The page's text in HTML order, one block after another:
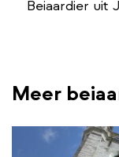
Beiaardier uit
Meer